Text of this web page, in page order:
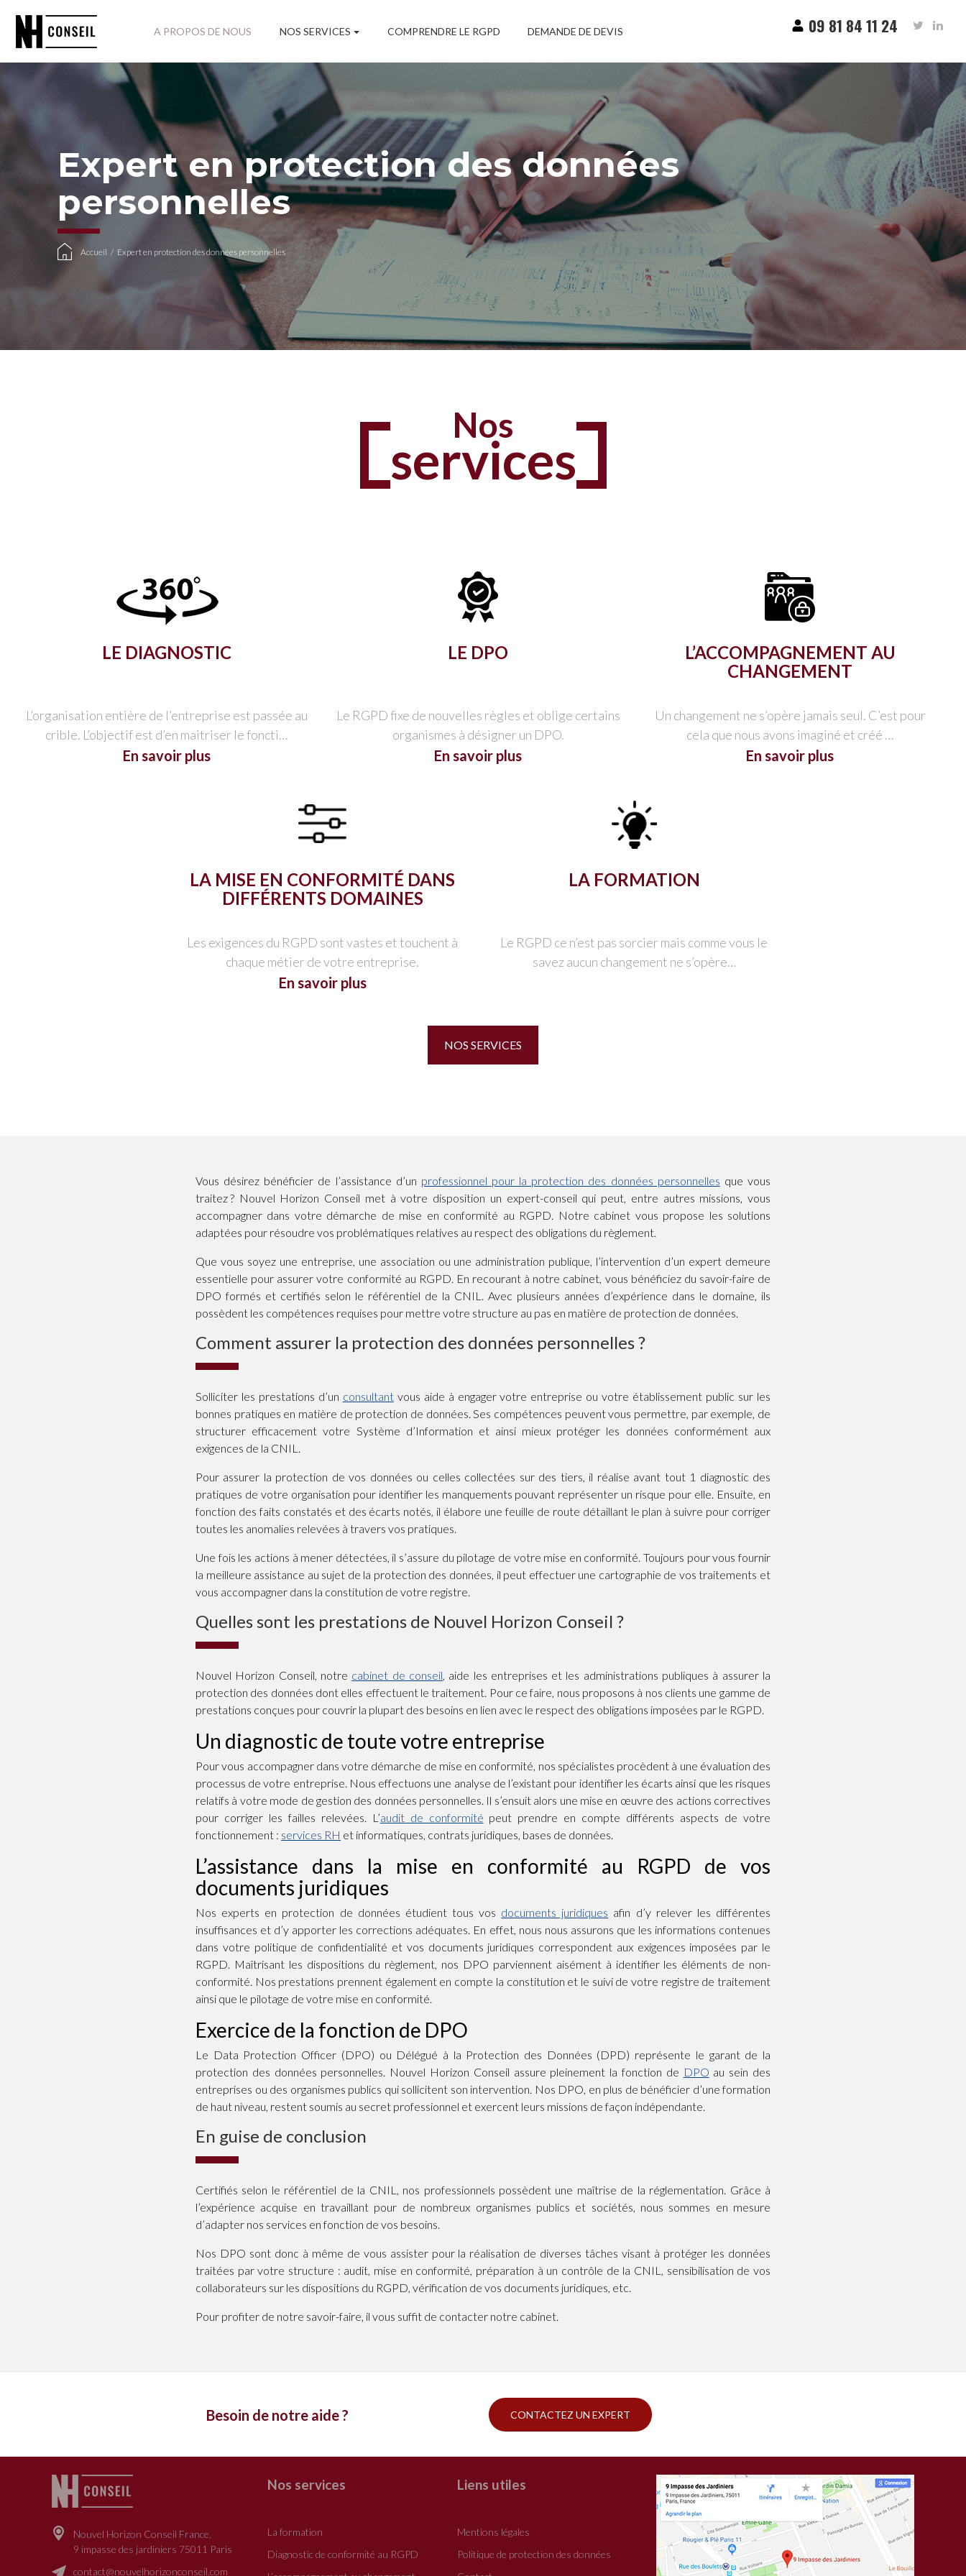
Navigation
A PROPOS DE NOUS NOS SERVICES COMPRENDRE LE RGPD DEMANDE DE DEVIS 09 81 84 11 24
Expert en protection des données
personnelles
Accueil / Expert en protection des données personnelles
Nos
services
LE DIAGNOSTIC
L’organisation entière de l’entreprise est passée au
crible. L’objectif est d’en maitriser le foncti…
En savoir plus
LE DPO
Le RGPD fixe de nouvelles règles et oblige certains
organismes à désigner un DPO.
En savoir plus
L’ACCOMPAGNEMENT AU
CHANGEMENT
Un changement ne s’opère jamais seul. C’est pour
cela que nous avons imaginé et créé …
En savoir plus
LA MISE EN CONFORMITÉ DANS
DIFFÉRENTS DOMAINES
Les exigences du RGPD sont vastes et touchent à
chaque métier de votre entreprise.
En savoir plus
LA FORMATION
Le RGPD ce n’est pas sorcier mais comme vous le
savez aucun changement ne s’opère…
NOS SERVICES
Vous désirez bénéficier de l’assistance d’un professionnel pour la protection des données personnelles que vous
traitez ? Nouvel Horizon Conseil met à votre disposition un expert-conseil qui peut, entre autres missions, vous
accompagner dans votre démarche de mise en conformité au RGPD. Notre cabinet vous propose les solutions
adaptées pour résoudre vos problématiques relatives au respect des obligations du règlement.
Que vous soyez une entreprise, une association ou une administration publique, l’intervention d’un expert demeure
essentielle pour assurer votre conformité au RGPD. En recourant à notre cabinet, vous bénéficiez du savoir-faire de
DPO formés et certifiés selon le référentiel de la CNIL. Avec plusieurs années d’expérience dans le domaine, ils
possèdent les compétences requises pour mettre votre structure au pas en matière de protection de données.
Comment assurer la protection des données personnelles ?
Solliciter les prestations d’un consultantvous aide à engager votre entreprise ou votre établissement public sur les
bonnes pratiques en matière de protection de données. Ses compétences peuvent vous permettre, par exemple, de
structurer efficacement votre Système d’Information et ainsi mieux protéger les données conformément aux
exigences de la CNIL.
Pour assurer la protection de vos données ou celles collectées sur des tiers, il réalise avant tout 1 diagnostic des
pratiques de votre organisation pour identifier les manquements pouvant représenter un risque pour elle. Ensuite, en
fonction des faits constatés et des écarts notés, il élabore une feuille de route détaillant le plan à suivre pour corriger
toutes les anomalies relevées à travers vos pratiques.
Une fois les actions à mener détectées, il s’assure du pilotage de votre mise en conformité. Toujours pour vous fournir
la meilleure assistance au sujet de la protection des données, il peut effectuer une cartographie de vos traitements et
vous accompagner dans la constitution de votre registre.
Quelles sont les prestations de Nouvel Horizon Conseil ?
Nouvel Horizon Conseil, notre cabinet de conseil, aide les entreprises et les administrations publiques à assurer la
protection des données dont elles effectuent le traitement. Pour ce faire, nous proposons à nos clients une gamme de
prestations conçues pour couvrir la plupart des besoins en lien avec le respect des obligations imposées par le RGPD.
Un diagnostic de toute votre entreprise
Pour vous accompagner dans votre démarche de mise en conformité, nos spécialistes procèdent à une évaluation des
processus de votre entreprise. Nous effectuons une analyse de l’existant pour identifier les écarts ainsi que les risques
relatifs à votre mode de gestion des données personnelles. Il s’ensuit alors une mise en œuvre des actions correctives
pour corriger les failles relevées. L’audit de conformité peut prendre en compte différents aspects de votre
fonctionnement : services RH et informatiques, contrats juridiques, bases de données.
L’assistance dans la mise en conformité au RGPD de vos
documents juridiques
Nos experts en protection de données étudient tous vos documents juridiques afin d’y relever les différentes
insuffisances et d’y apporter les corrections adéquates. En effet, nous nous assurons que les informations contenues
dans votre politique de confidentialité et vos documents juridiques correspondent aux exigences imposées par le
RGPD. Maîtrisant les dispositions du règlement, nos DPO parviennent aisément à identifier les éléments de non-
conformité. Nos prestations prennent également en compte la constitution et le suivi de votre registre de traitement
ainsi que le pilotage de votre mise en conformité.
Exercice de la fonction de DPO
Le Data Protection Officer (DPO) ou Délégué à la Protection des Données (DPD) représente le garant de la
protection des données personnelles. Nouvel Horizon Conseil assure pleinement la fonction de DPO au sein des
entreprises ou des organismes publics qui sollicitent son intervention. Nos DPO, en plus de bénéficier d’une formation
de haut niveau, restent soumis au secret professionnel et exercent leurs missions de façon indépendante.
En guise de conclusion
Certifiés selon le référentiel de la CNIL, nos professionnels possèdent une maîtrise de la réglementation. Grâce à
l’expérience acquise en travaillant pour de nombreux organismes publics et sociétés, nous sommes en mesure
d’adapter nos services en fonction de vos besoins.
Nos DPO sont donc à même de vous assister pour la réalisation de diverses tâches visant à protéger les données
traitées par votre structure : audit, mise en conformité, préparation à un contrôle de la CNIL, sensibilisation de vos
collaborateurs sur les dispositions du RGPD, vérification de vos documents juridiques, etc.
Pour profiter de notre savoir-faire, il vous suffit de contacter notre cabinet.
Besoin de notre aide ? CONTACTEZ UN EXPERT
Nouvel Horizon Conseil France,
9 impasse des jardiniers 75011 Paris
contact@nouvelhorizonconseil.com
Nos services
La formation
Diagnostic de conformité au RGPD
Liens utiles
Mentions légales
Politique de protection des données